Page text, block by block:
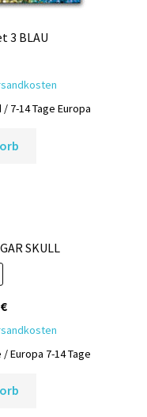
3 BLAU
7-14 Tage Europa
SKULL
€Aktueller
Preis
3,95 €.
Europa 7-14 Tage